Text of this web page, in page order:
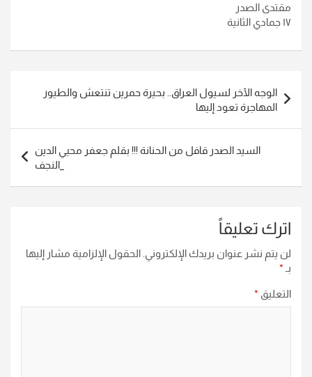
مقتدى الصدر
١٧ جمادي الثانية
المقالات
الوجه الآخر لسيول العراق.. بحيرة حمرين تنتعش والطيور
المهاجرة تعود إليها
السيد الصدر قافل من الحنانة !!! بقلم جعفر محيي الدين
_النجف
اترك تعليقاً
لن يتم نشر عنوان بريدك الإلكتروني. الحقول الإلزامية مشار إليها
بـ *
التعليق *